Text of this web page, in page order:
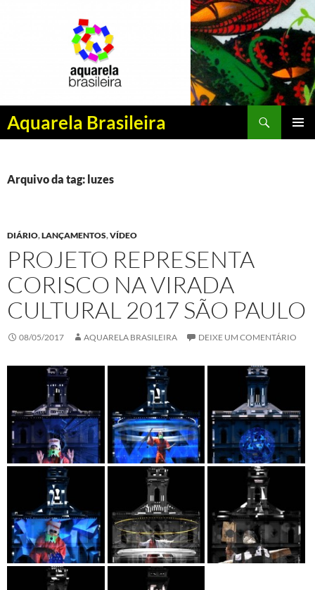
Aquarela Brasileira
Pesquisar
PULAR
CONTEÚDO
Arquivo da tag: luzes
DIÁRIO,LANÇAMENTOS,VÍDEO
PROJETO REPRESENTA
CORISCO NA VIRADA
CULTURAL 2017 SÃO PAULO
08/05/2017 AQUARELA BRASILEIRA DEIXE UM COMENTÁRIO